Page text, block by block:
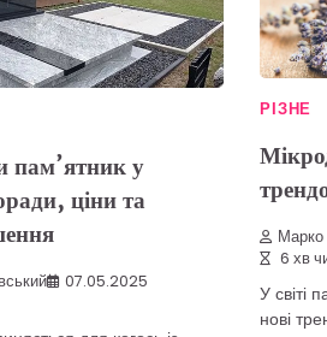
пам’ятник у
ціни та
07.05.2025
РІЗНЕ
Марко
6 хв
У світі
нові